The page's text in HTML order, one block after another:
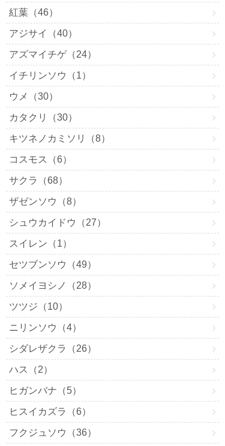
紅葉（46）
アジサイ（40）
アズマイチゲ（24）
イチリンソウ（1）
ウメ（30）
カタクリ（30）
キツネノカミソリ（8）
コスモス（6）
サクラ（68）
ザゼンソウ（8）
シュウカイドウ（27）
スイレン（1）
セツブンソウ（49）
ソメイヨシノ（28）
ツツジ（10）
ニリンソウ（4）
シダレザクラ（26）
ハス（2）
ヒガンバナ（5）
ヒスイカズラ（6）
フクジュソウ（36）